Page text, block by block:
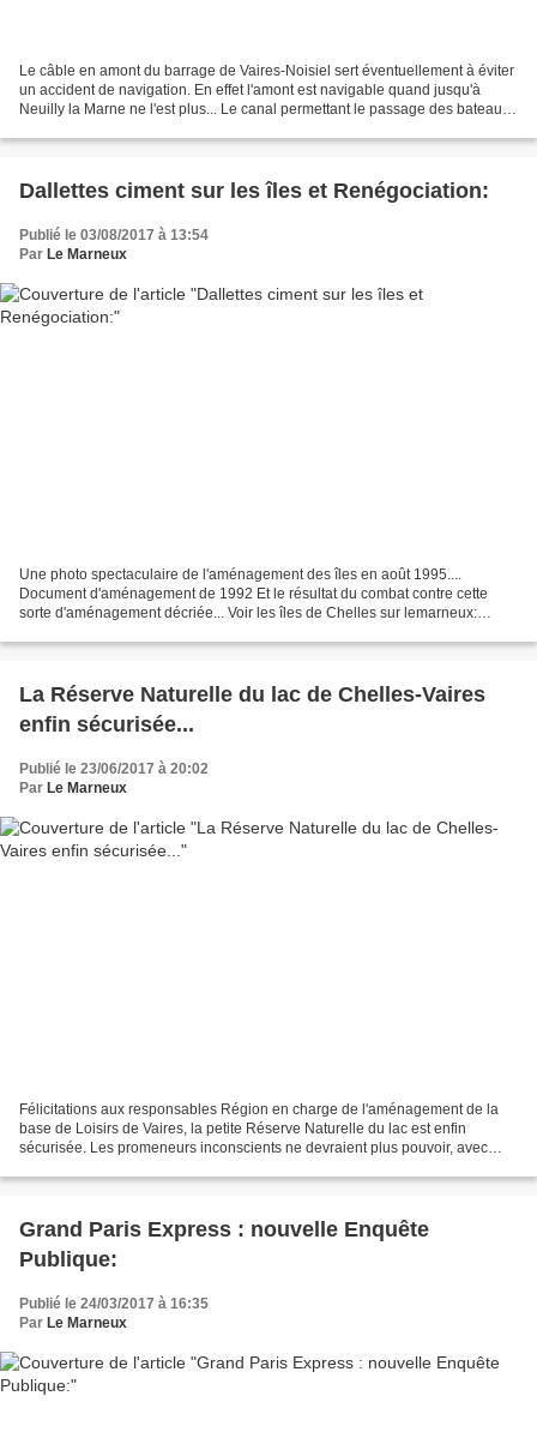
Le câble en amont du barrage de Vaires-Noisiel sert éventuellement à éviter
un accident de navigation. En effet l'amont est navigable quand jusqu'à
Neuilly la Marne ne l'est plus... Le canal permettant le passage des bateaux
Dallettes ciment sur les îles et Renégociation:
Publié le 03/08/2017 à 13:54
Par Le Marneux
Une photo spectaculaire de l'aménagement des îles en août 1995....
Document d'aménagement de 1992 Et le résultat du combat contre cette
sorte d'aménagement décriée... Voir les îles de Chelles sur lemarneux:
La Réserve Naturelle du lac de Chelles-Vaires
enfin sécurisée...
Publié le 23/06/2017 à 20:02
Par Le Marneux
Félicitations aux responsables Région en charge de l'aménagement de la
base de Loisirs de Vaires, la petite Réserve Naturelle du lac est enfin
sécurisée. Les promeneurs inconscients ne devraient plus pouvoir, avec
Grand Paris Express : nouvelle Enquête
Publique:
Publié le 24/03/2017 à 16:35
Par Le Marneux